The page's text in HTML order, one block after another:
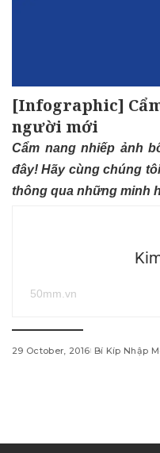
[Infographic]
người mới
Cẩm nang nhiếp ảnh
đây! Hãy cùng chúng
thông qua những minh
50mm.vn
29 October, 2016 Bí Kíp Nhập
n